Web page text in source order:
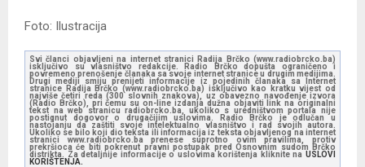
Foto: Ilustracija
Svi članci objavljeni na internet stranici Radija Brčko (www.radiobrcko.ba)
isključivo su vlasništvo redakcije. Radio Brčko dopušta ograničeno i
povremeno prenošenje članaka sa svoje internet stranice u drugim medijima.
Drugi mediji smiju prenijeti informacije iz pojedinih članaka sa Internet
stranice Radija Brčko (www.radiobrcko.ba) isključivo kao kratku vijest od
najviše četiri reda (300 slovnih znakova), uz obavezno navođenje izvora
(Radio Brčko), pri čemu su on-line izdanja dužna objaviti link na originalni
tekst na web stranicu radiobrcko.ba, ukoliko s uredništvom portala nije
postignut dogovor o drugačijim uslovima. Radio Brčko je odlučan u
nastojanju da zaštiti svoje intelektualno vlasništvo i rad svojih autora.
Ukoliko se bilo koji dio teksta ili informacija iz teksta objavljenog na internet
stranici www.radiobrcko.ba prenese suprotno ovim pravilima, protiv
prekršioca će biti pokrenut pravni postupak pred Osnovnim sudom Brčko
distrikta. Za detaljnije informacije o uslovima korištenja kliknite na USLOVI
KORIŠTENJA.